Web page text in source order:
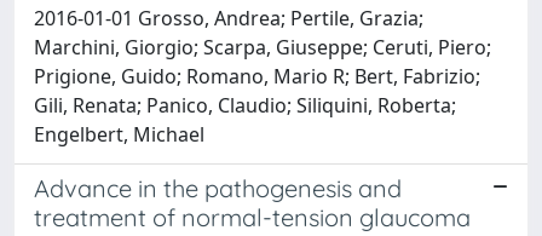
2016-01-01 Grosso, Andrea; Pertile, Grazia;
Marchini, Giorgio; Scarpa, Giuseppe; Ceruti, Piero;
Prigione, Guido; Romano, Mario R; Bert, Fabrizio;
Gili, Renata; Panico, Claudio; Siliquini, Roberta;
Engelbert, Michael
Advance in the pathogenesis and
treatment of normal-tension glaucoma